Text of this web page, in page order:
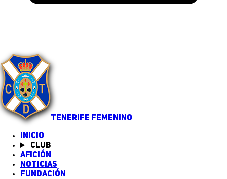
TENERIFE FEMENINO
INICIO
Club
Afición
Noticias
Fundación